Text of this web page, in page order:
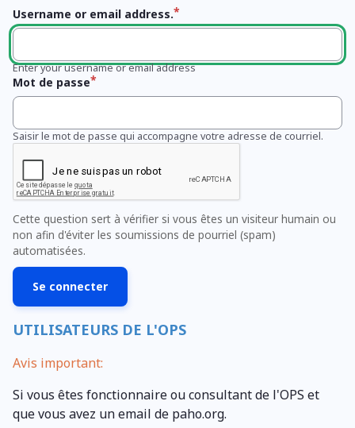
Username or email address.
Enter your username or email address
Mot de passe
Saisir le mot de passe qui accompagne votre adresse de courriel.
Cette question sert à vérifier si vous êtes un visiteur humain ou
non afin d'éviter les soumissions de pourriel (spam)
automatisées.
UTILISATEURS DE L'OPS
Avis important:
Si vous êtes fonctionnaire ou consultant de l'OPS et
que vous avez un email de paho.org.